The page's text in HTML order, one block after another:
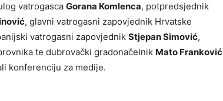
vatrogasca Gorana Komlenca, potpredsjednik
, glavni vatrogasni zapovjednik Hrvatske
vatrogasni zapovjednik Stjepan Simović,
te dubrovački gradonačelnik Mato Franković
konferenciju za medije.